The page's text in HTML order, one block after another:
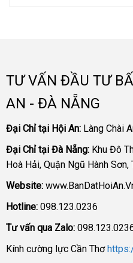
TƯ VẤN ĐẦU TƯ
AN - ĐÀ NẴNG
Đại Chỉ tại Hội An:Làng Chài
Đại Chỉ tại Đà Nẵng:Khu Đô
Hoà Hải, Quận Ngũ Hành
Website:
Hotline:098.123.0236
Tư vấn qua Zalo:
Kính cường lực Cần Thơ